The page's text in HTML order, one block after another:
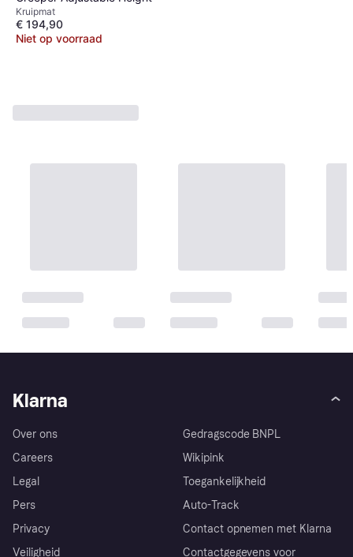
Kruipmat
€ 194,90
Niet op voorraad
Klarna
Over ons
Careers
Legal
Pers
Privacy
Veiligheid
Gedragscode BNPL
Wikipink
Toegankelijkheid
Auto-Track
Contact opnemen met Klarna
Contactgegevens voor